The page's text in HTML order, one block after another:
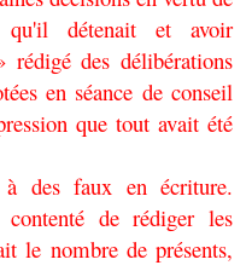
détenait et avoir
rédigé des délibérations
en séance de conseil
que tout avait été
à des faux en écriture.
de rédiger les
le nombre de présents,